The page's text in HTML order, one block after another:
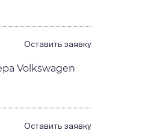
Оставить заявку
Volkswagen
Оставить заявку